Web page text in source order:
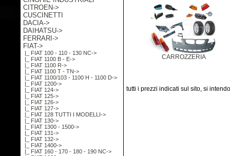
CITROEN->
CUSCINETTI
DACIA->
DAIHATSU->
FERRARI->
FIAT->
|_ FIAT 100 - 110 - 130 NC->
|_ FIAT 1100 B - E->
|_ FIAT 1100 R->
|_ FIAT 1100 T - TN->
|_ FIAT 1100/103 - 1100 H - 1100 D->
|_ FIAT 1200->
|_ FIAT 124->
|_ FIAT 125->
|_ FIAT 126->
|_ FIAT 127->
|_ FIAT 128 TUTTI I MODELLI->
|_ FIAT 130->
|_ FIAT 1300 - 1500->
|_ FIAT 131->
|_ FIAT 132->
|_ FIAT 1400->
|_ FIAT 160 - 170 - 180 - 190 NC->
CARROZZERIA
tutti i prezzi indicati sul sito, si